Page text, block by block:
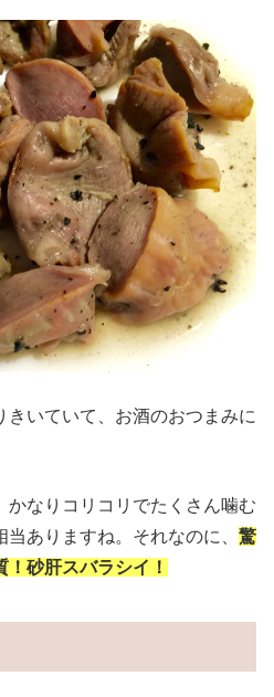
きいていて、お酒のおつまみに
かなりコリコリでたくさん噛む
ありますね。それなのに、 驚
！砂肝スバラシイ！